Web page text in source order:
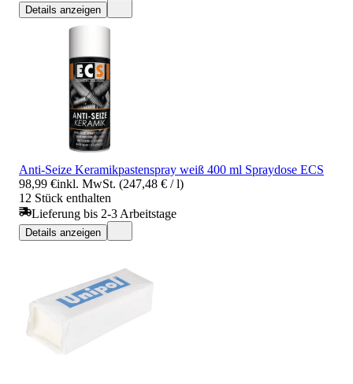
Details anzeigen
Anti-Seize Keramikpastenspray weiß 400 ml Spraydose ECS
98,99 €inkl. MwSt. (247,48 € / l)
12 Stück enthalten
Lieferung bis 2-3 Arbeitstage
Details anzeigen